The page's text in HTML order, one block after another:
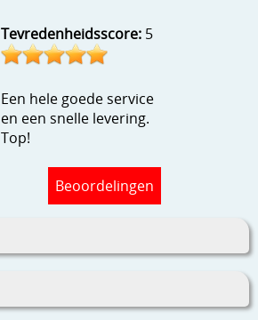
Tevredenheidsscore: 5
Een hele goede service
en een snelle levering.
Top!
Beoordelingen